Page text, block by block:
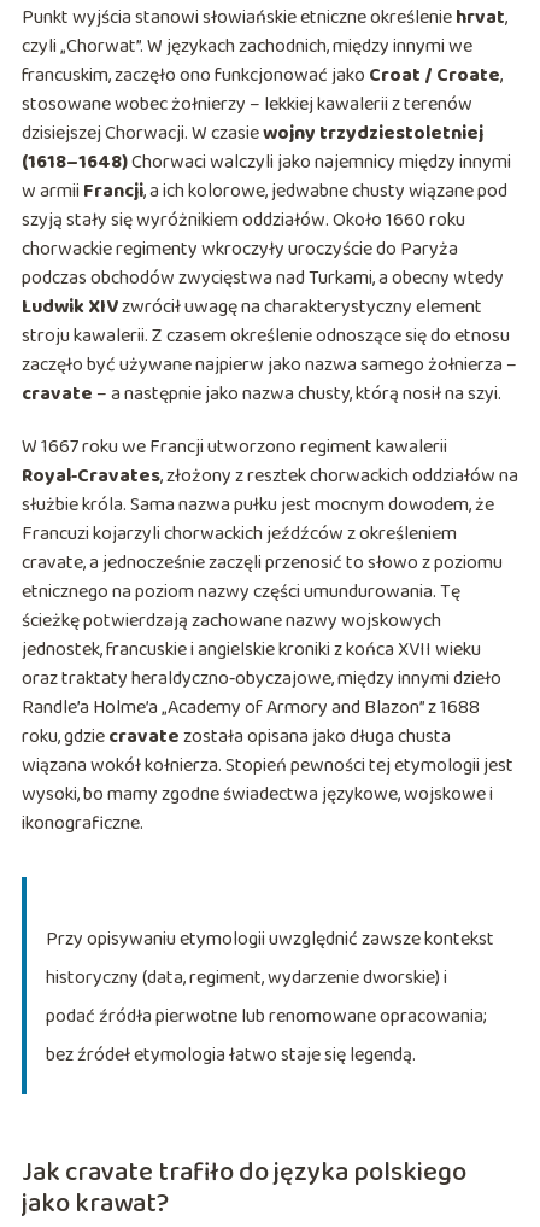
Punkt wyjścia stanowi słowiańskie etniczne określeniehrvat,
czyli „Chorwat”. W językach zachodnich, między innymi we
francuskim, zaczęło ono funkcjonować jako Croat / Croate,
stosowane wobec żołnierzy – lekkiej kawalerii z terenów
dzisiejszej Chorwacji. W czasiewojny trzydziestoletniej
(1618–1648)Chorwaci walczyli jako najemnicy między innymi
w armii Francji, a ich kolorowe, jedwabne chusty wiązane pod
szyją stały się wyróżnikiem oddziałów. Około 1660 roku
chorwackie regimenty wkroczyły uroczyście do Paryża
podczas obchodów zwycięstwa nad Turkami, a obecny wtedy
Ludwik XIVzwrócił uwagę na charakterystyczny element
stroju kawalerii. Z czasem określenie odnoszące się do etnosu
zaczęło być używane najpierw jako nazwa samego żołnierza –
cravate – a następnie jako nazwa chusty, którą nosił na szyi.
W 1667 roku we Francji utworzono regiment kawalerii
Royal‑Cravates, złożony z resztek chorwackich oddziałów na
służbie króla. Sama nazwa pułku jest mocnym dowodem, że
Francuzi kojarzyli chorwackich jeźdźców z określeniem
cravate, a jednocześnie zaczęli przenosić to słowo z poziomu
etnicznego na poziom nazwy części umundurowania. Tę
ścieżkę potwierdzają zachowane nazwy wojskowych
jednostek, francuskie i angielskie kroniki z końca XVII wieku
oraz traktaty heraldyczno‑obyczajowe, między innymi dzieło
Randle’a Holme’a „Academy of Armory and Blazon” z 1688
roku, gdziecravatezostała opisana jako długa chusta
wiązana wokół kołnierza. Stopień pewności tej etymologii jest
wysoki, bo mamy zgodne świadectwa językowe, wojskowe i
ikonograficzne.
Przy opisywaniu etymologii uwzględnić zawsze kontekst
historyczny (data, regiment, wydarzenie dworskie) i
podać źródła pierwotne lub renomowane opracowania;
bez źródeł etymologia łatwo staje się legendą.
Jak cravate trafiło do języka polskiego
jako krawat?